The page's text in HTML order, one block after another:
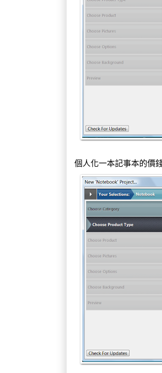
個人化一本記事本的價